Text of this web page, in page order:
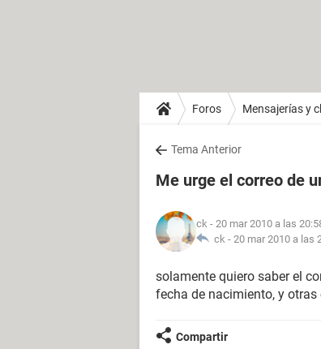
Foros Mensajerías y
Tema Anterior
Me urge el correo de
ck - 20 mar 2010 a las
ck - 20 mar 2010 a las
solamente quiero saber el
fecha de nacimiento, y
Compartir